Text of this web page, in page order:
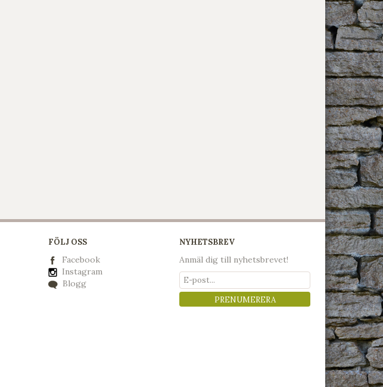
FÖLJ OSS
Facebook
Instagram
Blogg
NYHETSBREV
Anmäl dig till nyhetsbrevet!
PRENUMERERA